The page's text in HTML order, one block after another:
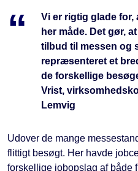
Vi er rigtig glade for,
her måde. Det gør,
tilbud til messen og
repræsenteret et
de forskellige
Vrist,
Lemvig
Udover de mange
flittigt besøgt. Her havde
forskellige jobopslag af både